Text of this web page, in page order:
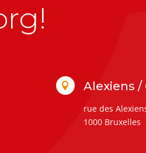
 Alexiens /
rue des
1000 Bruxelles